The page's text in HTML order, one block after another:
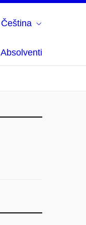
Čeština
Absolventi